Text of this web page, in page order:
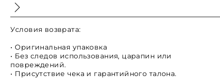
Условия возврата:
• Оригинальная упаковка
• Без следов использования, царапин или
повреждений.
• Присутствие чека и гарантийного талона.